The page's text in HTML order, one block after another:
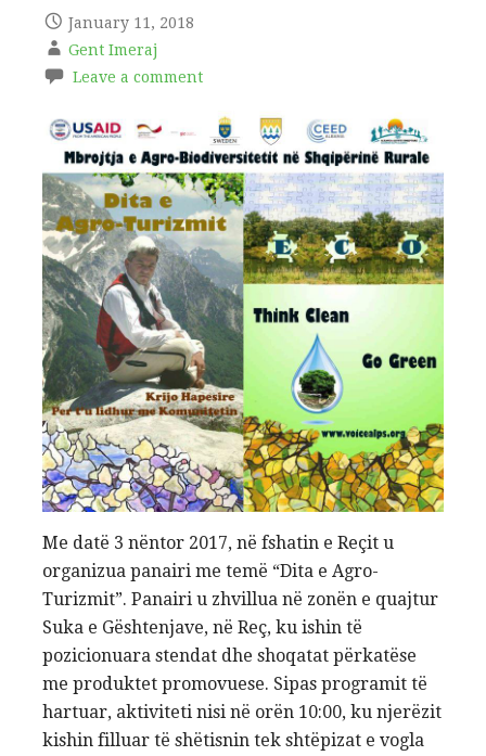
January 11, 2018
Gent Imeraj
Leave a comment
Me datë 3 nëntor 2017, në fshatin e Reçit u
organizua panairi me temë “Dita e Agro-
Turizmit”. Panairi u zhvillua në zonën e quajtur
Suka e Gështenjave, në Reç, ku ishin të
pozicionuara stendat dhe shoqatat përkatëse
me produktet promovuese. Sipas programit të
hartuar, aktiviteti nisi në orën 10:00, ku njerëzit
kishin filluar të shëtisnin tek shtëpizat e vogla